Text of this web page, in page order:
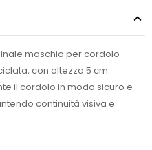
maschio per cordolo
con altezza 5 cm.
il cordolo in modo sicuro e
continuità visiva e